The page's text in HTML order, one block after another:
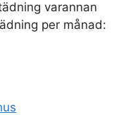
varannan
per månad: